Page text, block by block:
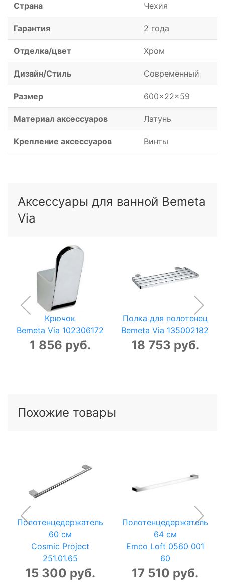
Страна Чехия
Гарантия 2 года
Отделка/цвет Хром
Дизайн/Стиль Современный
Размер 600x22x59
Материал аксессуаров Латунь
Крепление аксессуаров Винты
Аксессуары для ванной Bemeta
Via
Крючок
Bemeta Via 102306172
1 856 руб.
Полка для полотенец
Bemeta Via 135002182
18 753 руб.
Похожие товары
Полотенцедержатель
60 см
Cosmic Project
251.01.65
15 300 руб.
Полотенцедержатель
64 см
Emco Loft 0560 001
60
17 510 руб.